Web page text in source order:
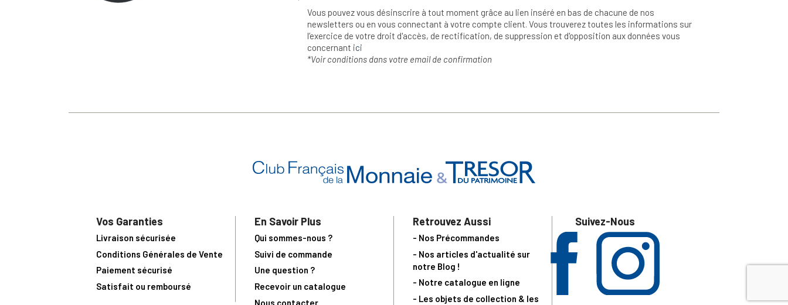
Vous pouvez vous désinscrire à tout moment grâce au lien inséré en bas de chacune de nos
newsletters ou en vous connectant à votre compte client. Vous trouverez toutes les informations sur
l’exercice de votre droit d'accès, de rectification, de suppression et d'opposition aux données vous
concernant ici
*Voir conditions dans votre email de confirmation
Vos Garanties
Livraison sécurisée
Conditions Générales de Vente
Paiement sécurisé
Satisfait ou remboursé
En Savoir Plus
Qui sommes-nous ?
Suivi de commande
Une question ?
Recevoir un catalogue
Nous contacter
Retrouvez Aussi
- Nos Précommandes
- Nos articles d'actualité sur
notre Blog !
- Notre catalogue en ligne
- Les objets de collection & les
Suivez-Nous